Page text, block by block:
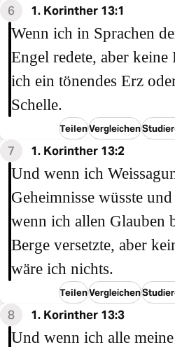
6 1. Korinther 13:1
Wenn ich in Sprachen
Engel redete, aber keine
ich ein tönendes Erz
Schelle.
TeilenVergleichen
7 1. Korinther 13:2
Und wenn ich
Geheimnisse wüsste
wenn ich allen Glauben
Berge versetzte, aber
wäre ich nichts.
TeilenVergleichen
8 1. Korinther 13:3
Und wenn ich alle